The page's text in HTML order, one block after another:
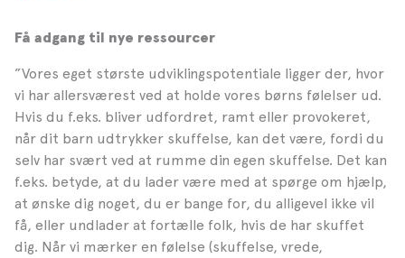
Få adgang til nye ressourcer
”Vores eget største udviklingspotentiale ligger der, hvor
vi har allersværest ved at holde vores børns følelser ud.
Hvis du f.eks. bliver udfordret, ramt eller provokeret,
når dit barn udtrykker skuffelse, kan det være, fordi du
selv har svært ved at rumme din egen skuffelse. Det kan
f.eks. betyde, at du lader være med at spørge om hjælp,
at ønske dig noget, du er bange for, du alligevel ikke vil
få, eller undlader at fortælle folk, hvis de har skuffet
dig. Når vi mærker en følelse (skuffelse, vrede,